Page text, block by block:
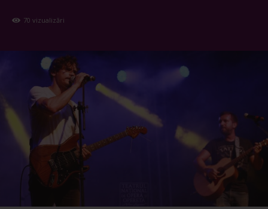
70 vizualizări